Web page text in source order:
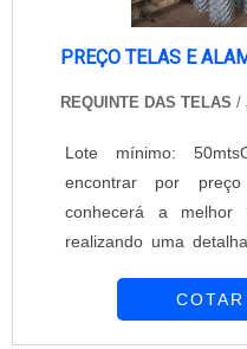
PREÇO TELAS E
REQUINTE DAS TELAS /
Lote mínimo:
encontrar por
conhecerá a melhor
realizando uma
melhor mão de obra